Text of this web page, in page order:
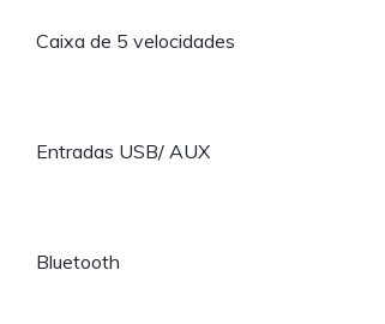
Caixa de 5 velocidades
Entradas USB/ AUX
Bluetooth